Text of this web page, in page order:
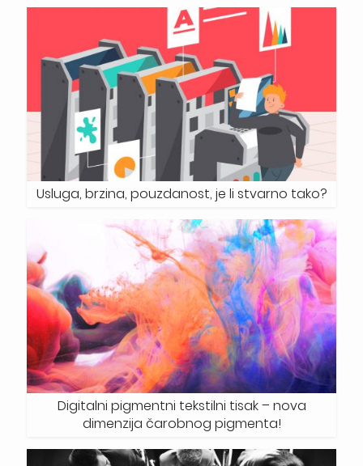
Usluga, brzina, pouzdanost, je li stvarno tako?
Digitalni pigmentni tekstilni tisak – nova
dimenzija čarobnog pigmenta!